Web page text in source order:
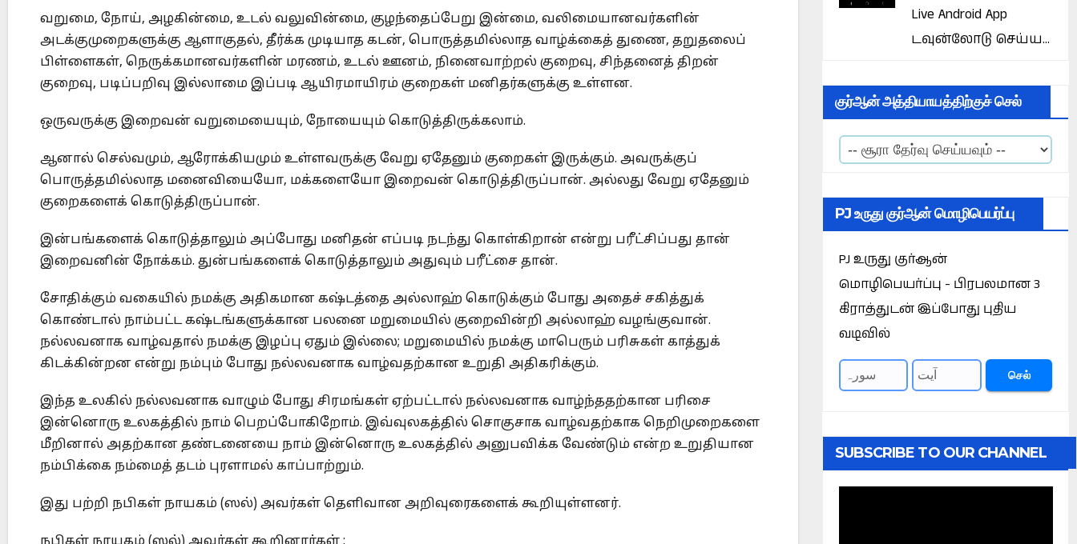
வறுமை, நோய், அழகின்மை, உடல் வலுவின்மை, குழந்தைப்பேறு இன்மை, வலிமையானவர்களின்
அடக்குமுறைகளுக்கு ஆளாகுதல், தீர்க்க முடியாத கடன், பொருத்தமில்லாத வாழ்க்கைத் துணை, தறுதலைப்
பிள்ளைகள், நெருக்கமானவர்களின் மரணம், உடல் ஊனம், நினைவாற்றல் குறைவு, சிந்தனைத் திறன்
குறைவு, படிப்பறிவு இல்லாமை இப்படி ஆயிரமாயிரம் குறைகள் மனிதர்களுக்கு உள்ளன.
ஒருவருக்கு இறைவன் வறுமையையும், நோயையும் கொடுத்திருக்கலாம்.
ஆனால் செல்வமும், ஆரோக்கியமும் உள்ளவருக்கு வேறு ஏதேனும் குறைகள் இருக்கும். அவருக்குப்
பொருத்தமில்லாத மனைவியையோ, மக்களையோ இறைவன் கொடுத்திருப்பான். அல்லது வேறு ஏதேனும்
குறைகளைக் கொடுத்திருப்பான்.
இன்பங்களைக் கொடுத்தாலும் அப்போது மனிதன் எப்படி நடந்து கொள்கிறான் என்று பரீட்சிப்பது தான்
இறைவனின் நோக்கம். துன்பங்களைக் கொடுத்தாலும் அதுவும் பரீட்சை தான்.
சோதிக்கும் வகையில் நமக்கு அதிகமான கஷ்டத்தை அல்லாஹ் கொடுக்கும் போது அதைச் சகித்துக்
கொண்டால் நாம்பட்ட கஷ்டங்களுக்கான பலனை மறுமையில் குறைவின்றி அல்லாஹ் வழங்குவான்.
நல்லவனாக வாழ்வதால் நமக்கு இழப்பு ஏதும் இல்லை; மறுமையில் நமக்கு மாபெரும் பரிசுகள் காத்துக்
கிடக்கின்றன என்று நம்பும் போது நல்லவனாக வாழ்வதற்கான உறுதி அதிகரிக்கும்.
இந்த உலகில் நல்லவனாக வாழும் போது சிரமங்கள் ஏற்பட்டால் நல்லவனாக வாழ்ந்ததற்கான பரிசை
இன்னொரு உலகத்தில் நாம் பெறப்போகிறோம். இவ்வுலகத்தில் சொகுசாக வாழ்வதற்காக நெறிமுறைகளை
மீறினால் அதற்கான தண்டனையை நாம் இன்னொரு உலகத்தில் அனுபவிக்க வேண்டும் என்ற உறுதியான
நம்பிக்கை நம்மைத் தடம் புரளாமல் காப்பாற்றும்.
இது பற்றி நபிகள் நாயகம் (ஸல்) அவர்கள் தெளிவான அறிவுரைகளைக் கூறியுள்ளனர்.
Live Android App
டவுன்லோடு செய்ய...
குர்ஆன் அத்தியாயத்திற்குச் செல்
PJ உருது குர்ஆன் மொழிபெயர்ப்பு
PJ உருது குர்ஆன்
மொழிபெயர்ப்பு - பிரபலமான 3
கிராத்துடன் இப்போது புதிய
வடிவில்
செல்
SUBSCRIBE TO OUR CHANNEL